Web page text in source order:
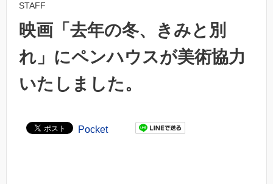
STAFF
映画「去年の冬、きみと別
れ」にペンハウスが美術協力
いたしました。
Pocket